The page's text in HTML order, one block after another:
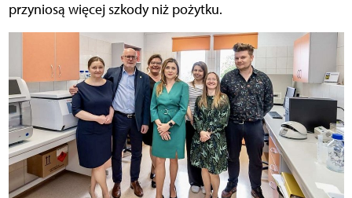
przyniosą więcej szkody niż pożytku.